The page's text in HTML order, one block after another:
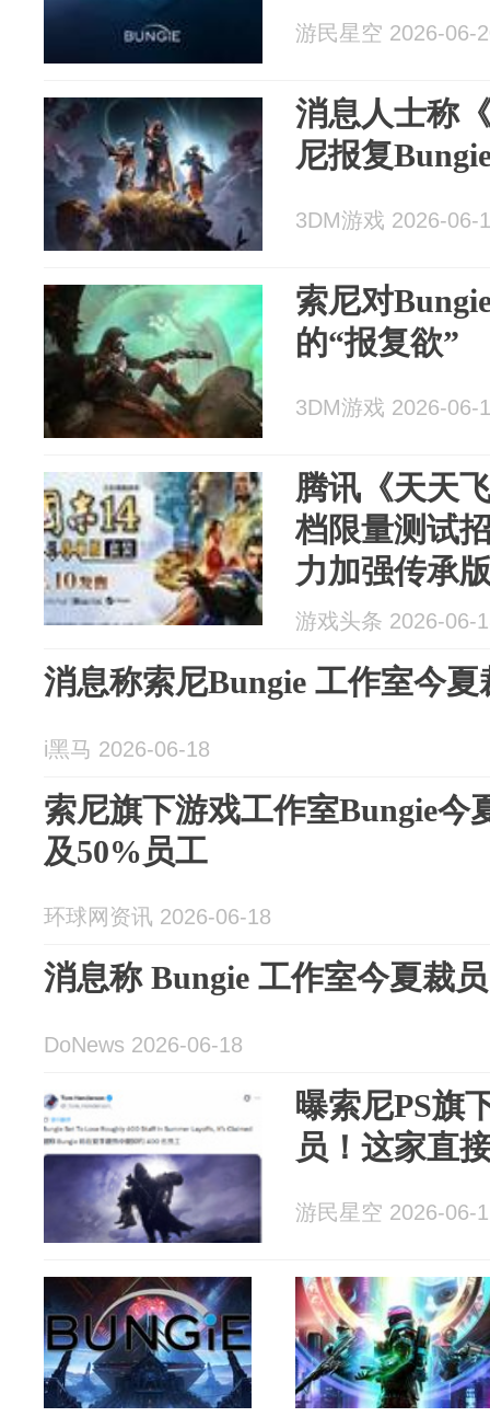
游民星空 2026-06-
消息人士称
尼报复
3DM游戏 2026-06-
索尼对
的“报复欲”
3DM游戏 2026-06-
腾讯《天天
档限量测试
力加强传承
游戏头条 2026-06-
消息称索尼Bungie 工作室今夏
i黑马 2026-06-18
索尼旗下游戏工作室Bungie今
及50%员工
环球网资讯 2026-06-18
消息称 Bungie 工作室今夏裁
DoNews 2026-06-18
曝索尼PS旗
员！这家直
游民星空 2026-06-